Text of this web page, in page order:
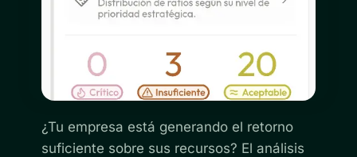
¿Tu empresa está generando el retorno
suficiente sobre sus recursos? El análisis